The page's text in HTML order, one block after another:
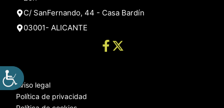
C/ SanFernando, 44 - Casa Bardín
03001- ALICANTE
Aviso legal
Política de privacidad